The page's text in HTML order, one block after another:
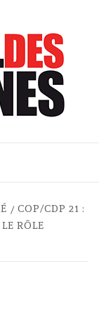
COP/CDP 21 :
RÔLE